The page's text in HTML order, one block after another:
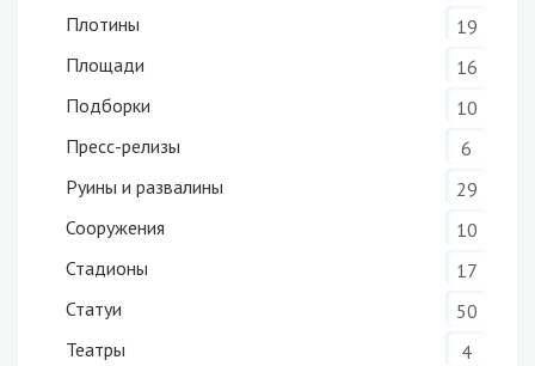
Плотины
19
Площади
16
Подборки
10
Пресс-релизы
6
Руины и развалины
29
Сооружения
10
Стадионы
17
Статуи
50
Театры
4